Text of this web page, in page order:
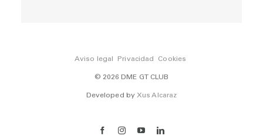
Aviso legal Privacidad Cookies
© 2026 DME GT CLUB
Developed byXus Alcaraz
FacebookInstagramYouTubeLinkedIn